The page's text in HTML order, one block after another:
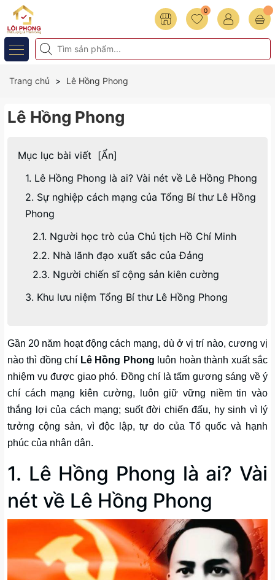
0
Trang chủ Lê Hồng Phong
Lê Hồng Phong
Mục lục bài viết [Ẩn]
1. Lê Hồng Phong là ai? Vài nét về Lê Hồng Phong
2. Sự nghiệp cách mạng của Tổng Bí thư Lê Hồng
Phong
2.1. Người học trò của Chủ tịch Hồ Chí Minh
2.2. Nhà lãnh đạo xuất sắc của Đảng
2.3. Người chiến sĩ cộng sản kiên cường
3. Khu lưu niệm Tổng Bí thư Lê Hồng Phong
Gần 20 năm hoạt động cách mạng, dù ở vị trí nào, cương vị
nào thì đồng chí Lê Hồng Phong luôn hoàn thành xuất sắc
nhiệm vụ được giao phó. Đồng chí là tấm gương sáng về ý
chí cách mạng kiên cường, luôn giữ vững niềm tin vào
thắng lợi của cách mạng; suốt đời chiến đấu, hy sinh vì lý
tưởng cộng sản, vì độc lập, tự do của Tổ quốc và hạnh
phúc của nhân dân.
1. Lê Hồng Phong là ai? Vài
nét về Lê Hồng Phong